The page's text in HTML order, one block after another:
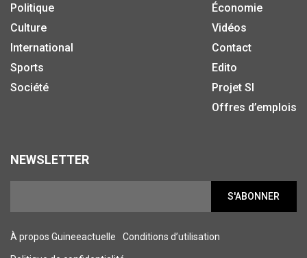
Politique
Culture
International
Sports
Société
Économie
Vidéos
Contact
Edito
Projet SI
Offres d’emplois
NEWSLETTER
S'ABONNER
À propos Guineeactuelle Conditions d’utilisation